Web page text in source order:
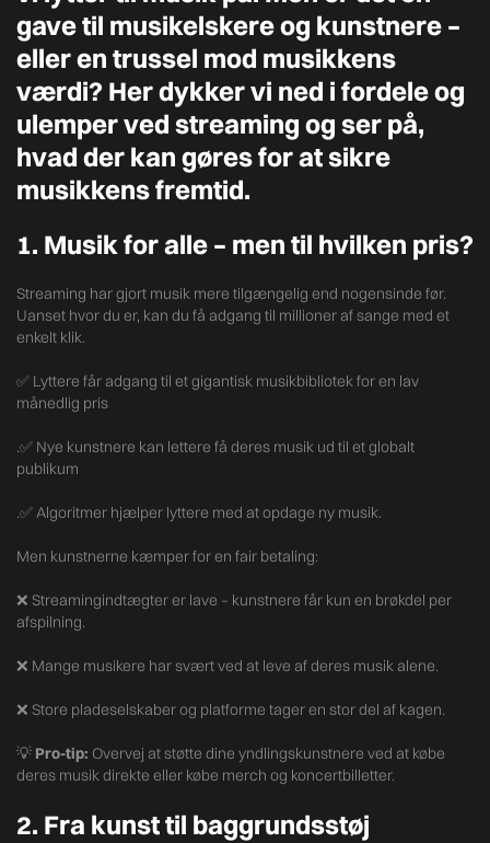
gave til musikelskere og kunstnere –
eller en trussel mod musikkens
værdi? Her dykker vi ned i fordele og
ulemper ved streaming og ser på,
hvad der kan gøres for at sikre
musikkens fremtid.
1. Musik for alle – men til hvilken pris?
Streaming har gjort musik mere tilgængelig end nogensinde før.
Uanset hvor du er, kan du få adgang til millioner af sange med et
enkelt klik.
✅ Lyttere får adgang til et gigantisk musikbibliotek for en lav
månedlig pris
.✅ Nye kunstnere kan lettere få deres musik ud til et globalt
publikum
.✅ Algoritmer hjælper lyttere med at opdage ny musik.
Men kunstnerne kæmper for en fair betaling:
❌ Streamingindtægter er lave – kunstnere får kun en brøkdel per
afspilning.
❌ Mange musikere har svært ved at leve af deres musik alene.
❌ Store pladeselskaber og platforme tager en stor del af kagen.
💡 Pro-tip: Overvej at støtte dine yndlingskunstnere ved at købe
deres musik direkte eller købe merch og koncertbilletter.
2. Fra kunst til baggrundsstøj